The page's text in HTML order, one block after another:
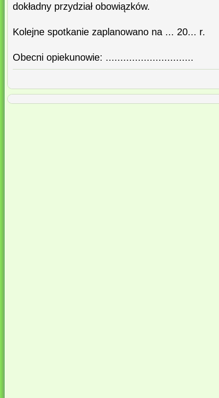
dokładny przydział obowiązków.
Kolejne spotkanie zaplanowano na ... 20... r.
Obecni opiekunowie: ..............................